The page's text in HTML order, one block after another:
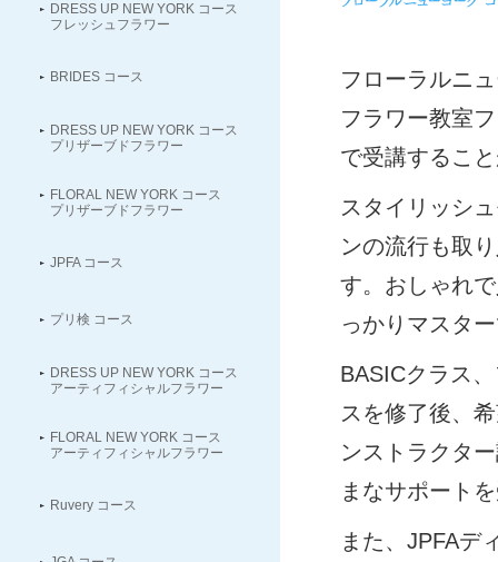
フローラルニ
フラワー教室
で受講するこ
スタイリッシ
ンの流行も取
す。おしゃれ
っかりマスタ
BASICクラス
スを修了後、
ンストラクタ
まなサポート
また、JPFAデ
DRESS UP NEW YORK コース
フレッシュフラワー
BRIDES コース
DRESS UP NEW YORK コース
プリザーブドフラワー
FLORAL NEW YORK コース
プリザーブドフラワー
JPFA コース
プリ検 コース
DRESS UP NEW YORK コース
アーティフィシャルフラワー
FLORAL NEW YORK コース
アーティフィシャルフラワー
Ruvery コース